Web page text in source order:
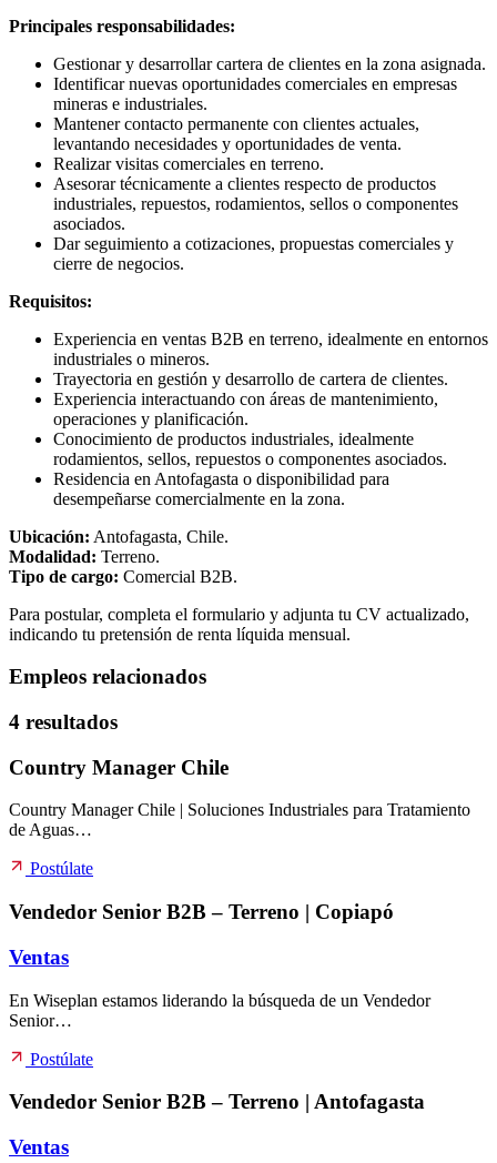
Principales responsabilidades:
Gestionar y desarrollar cartera de clientes en la zona asignada.
Identificar nuevas oportunidades comerciales en empresas
mineras e industriales.
Mantener contacto permanente con clientes actuales,
levantando necesidades y oportunidades de venta.
Realizar visitas comerciales en terreno.
Asesorar técnicamente a clientes respecto de productos
industriales, repuestos, rodamientos, sellos o componentes
asociados.
Dar seguimiento a cotizaciones, propuestas comerciales y
cierre de negocios.
Requisitos:
Experiencia en ventas B2B en terreno, idealmente en entornos
industriales o mineros.
Trayectoria en gestión y desarrollo de cartera de clientes.
Experiencia interactuando con áreas de mantenimiento,
operaciones y planificación.
Conocimiento de productos industriales, idealmente
rodamientos, sellos, repuestos o componentes asociados.
Residencia en Antofagasta o disponibilidad para
desempeñarse comercialmente en la zona.
Ubicación: Antofagasta, Chile.
Modalidad: Terreno.
Tipo de cargo: Comercial B2B.
Para postular, completa el formulario y adjunta tu CV actualizado,
indicando tu pretensión de renta líquida mensual.
Empleos relacionados
4 resultados
Country Manager Chile
Country Manager Chile | Soluciones Industriales para Tratamiento
de Aguas…
Postúlate
Vendedor Senior B2B – Terreno | Copiapó
Ventas
En Wiseplan estamos liderando la búsqueda de un Vendedor
Senior…
Postúlate
Vendedor Senior B2B – Terreno | Antofagasta
Ventas